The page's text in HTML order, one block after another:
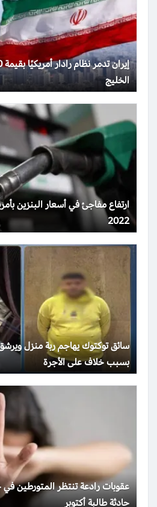
الخليج
ارتفاع مفاجئ في أسعار البنزين
2022
سائق توكتوك يهاجم ربة منزل ويرشق
بسبب خلاف على الأجرة
عقوبات رادعة تنتظر المتورطين
حادثة طالبة أكتوبر